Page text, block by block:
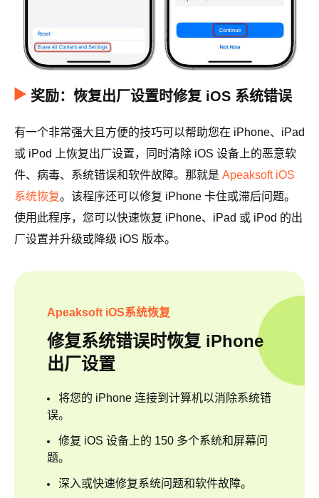
奖励：恢复出厂设置时修复 iOS 系统错误
有一个非常强大且方便的技巧可以帮助您在 iPhone、iPad
或 iPod 上恢复出厂设置，同时清除 iOS 设备上的恶意软
件、病毒、系统错误和软件故障。那就是 Apeaksoft iOS
系统恢复。该程序还可以修复 iPhone 卡住或滞后问题。
使用此程序，您可以快速恢复 iPhone、iPad 或 iPod 的出
厂设置并升级或降级 iOS 版本。
Apeaksoft iOS系统恢复
修复系统错误时恢复 iPhone
出厂设置
将您的 iPhone 连接到计算机以消除系统错
误。
修复 iOS 设备上的 150 多个系统和屏幕问
题。
深入或快速修复系统问题和软件故障。